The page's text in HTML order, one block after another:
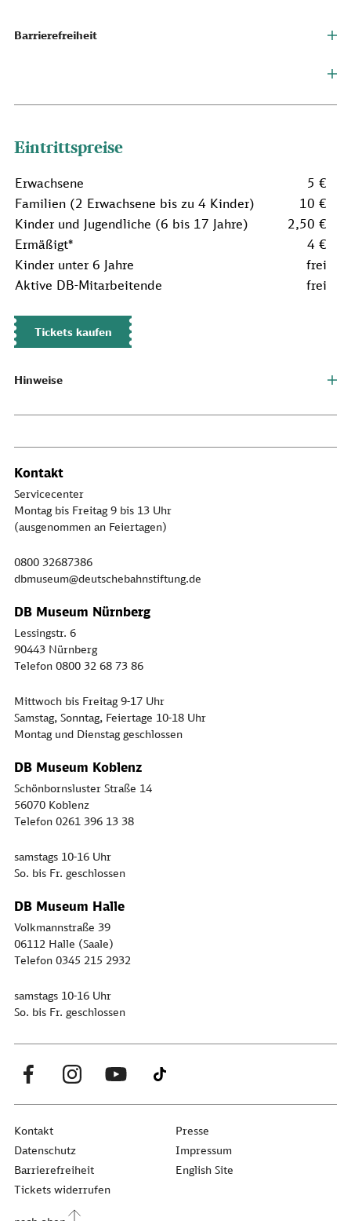
Barrierefreiheit
Eintrittspreise
Erwachsene
5 €
Familien (2 Erwachsene bis zu 4 Kinder)
10 €
Kinder und Jugendliche (6 bis 17 Jahre)
2,50 €
Ermäßigt*
4 €
Kinder unter 6 Jahre
frei
Aktive DB-Mitarbeitende
frei
Tickets kaufen
Hinweise
Kontakt
Servicecenter
Montag bis Freitag 9 bis 13 Uhr
(ausgenommen an Feiertagen)
0800 32687386
dbmuseum@deutschebahnstiftung.de
DB Museum Nürnberg
Lessingstr. 6
90443 Nürnberg
Telefon 0800 32 68 73 86
Mittwoch bis Freitag 9-17 Uhr
Samstag, Sonntag, Feiertage 10-18 Uhr
Montag und Dienstag geschlossen
DB Museum Koblenz
Schönbornsluster Straße 14
56070 Koblenz
Telefon 0261 396 13 38
samstags 10-16 Uhr
So. bis Fr. geschlossen
DB Museum Halle
Volkmannstraße 39
06112 Halle (Saale)
Telefon 0345 215 2932
samstags 10-16 Uhr
So. bis Fr. geschlossen
Kontakt
Presse
Datenschutz
Impressum
Barrierefreiheit
English Site
Tickets widerrufen